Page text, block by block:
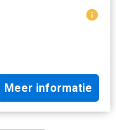
Meer informatie